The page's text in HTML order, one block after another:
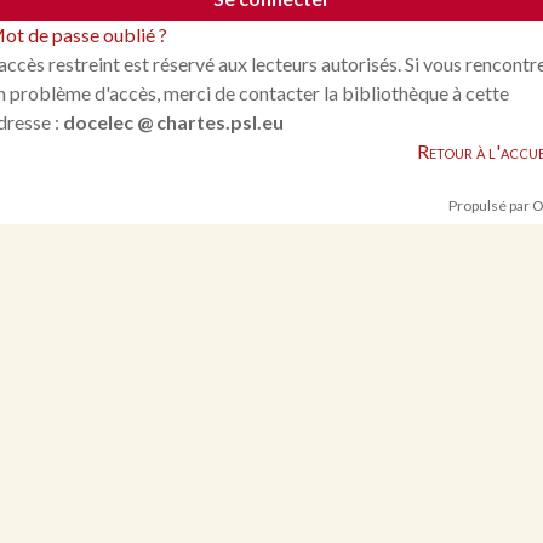
de passe oublié ?
restreint est réservé aux lecteurs autorisés. Si vous
problème d'accès, merci de contacter la bibliothèque à cette
: docelec @ chartes.psl.eu
Retour à
Propulsé par